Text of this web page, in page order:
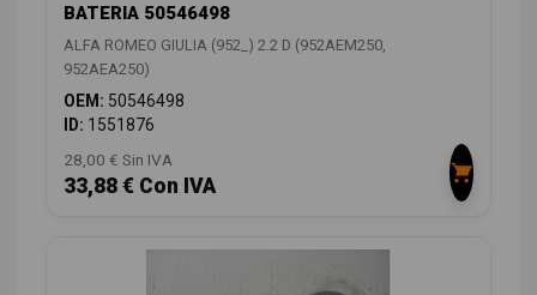
BATERIA 50546498
ALFA ROMEO GIULIA (952_) 2.2 D (952AEM250,
952AEA250)
OEM: 50546498
ID: 1551876
28,00 € Sin IVA
33,88 € Con IVA